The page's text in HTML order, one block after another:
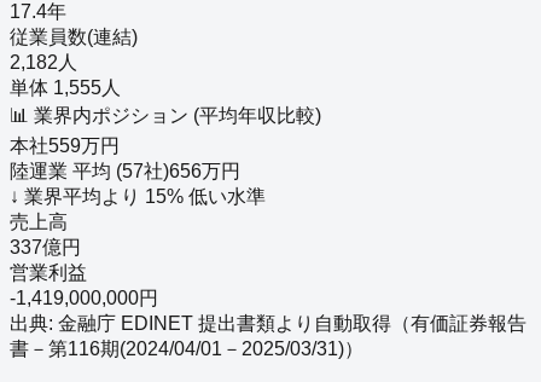
17.4年
従業員数(連結)
2,182人
単体 1,555人
📊 業界内ポジション (平均年収比較)
本社559万円
陸運業 平均 (57社)656万円
↓ 業界平均より 15% 低い水準
売上高
337億円
営業利益
-1,419,000,000円
出典: 金融庁 EDINET 提出書類より自動取得（有価証券報告
書－第116期(2024/04/01－2025/03/31)）